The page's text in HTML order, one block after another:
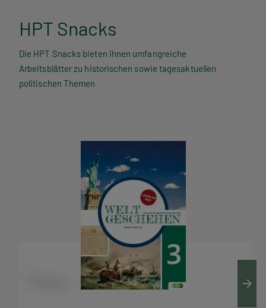
H
P
T
HPT Snacks
Die HPT Snacks bieten Ihnen umfangreiche
Arbeitsblätter zu historischen sowie tagesaktuellen
politischen Themen